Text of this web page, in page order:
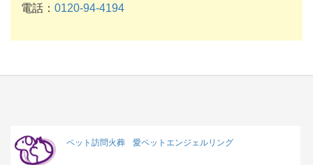
電話： 0120-94-4194
ペット訪問火葬 愛ペットエンジェルリング